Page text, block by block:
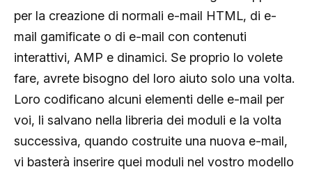
per la creazione di normali e-mail HTML, di e-
mail gamificate o di e-mail con contenuti
interattivi, AMP e dinamici. Se proprio lo volete
fare, avrete bisogno del loro aiuto solo una volta.
Loro codificano alcuni elementi delle e-mail per
voi, li salvano nella libreria dei moduli e la volta
successiva, quando costruite una nuova e-mail,
vi basterà inserire quei moduli nel vostro modello